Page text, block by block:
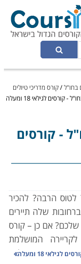
בחו"ל/קורס מדריכי טיולים
קורסים לגילאי 18 ומעלה
- קורסים
לטוס הרבה? להכיר
שלה תיירים
שלכם? אם כן – קורס
המושלמת
המאפשר לכם18 ומעלה